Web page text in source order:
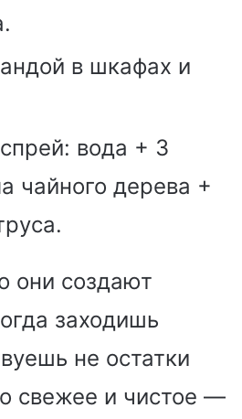
в шкафах и
вода + 3
чайного дерева +
они создают
заходишь
не остатки
свежее и чистое —